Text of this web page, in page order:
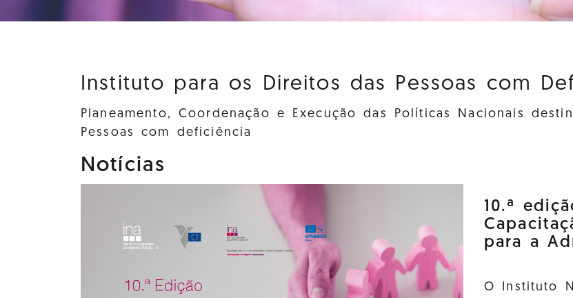
Instituto para os Direitos das Pessoas com
Planeamento, Coordenação e Execução das Políticas Nacionais
Pessoas com deficiência
Notícias
10.ª
para a
O Instituto